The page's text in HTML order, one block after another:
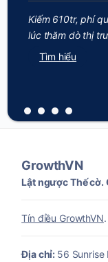
Kiếm 610tr, phí
lúc thăm dò thị
Tìm hiểu
GrowthVN
Lật ngược Thế cờ.
Tín điều GrowthVN.
Địa chỉ: 56 Sunrise